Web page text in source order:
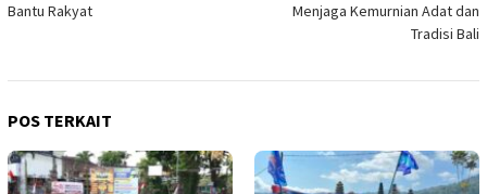
Bantu Rakyat
Menjaga Kemurnian Adat dan
Tradisi Bali
POS TERKAIT